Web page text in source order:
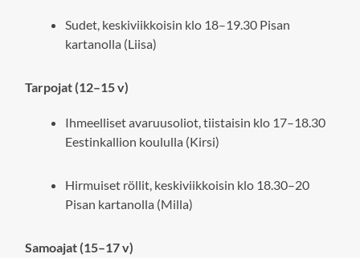
Sudet, keskiviikkoisin klo 18–19.30 Pisan
kartanolla (Liisa)
Tarpojat (12–15 v)
Ihmeelliset avaruusoliot, tiistaisin klo 17–18.30
Eestinkallion koululla (Kirsi)
Hirmuiset röllit, keskiviikkoisin klo 18.30–20
Pisan kartanolla (Milla)
Samoajat (15–17 v)